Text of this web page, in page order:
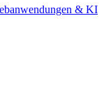
& KI